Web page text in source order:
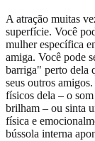
A atração muitas
superfície. Você
mulher específica
amiga. Você pode
barriga" perto dela
seus outros
físicos dela – o
brilham – ou sinta
física e
bússola interna